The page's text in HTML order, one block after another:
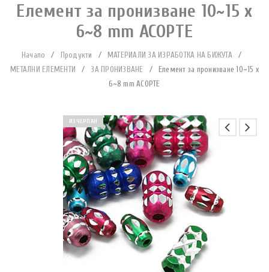
Елемент за пронизване 10~15 x
6~8 mm АСОРТЕ
Начало / Продукти / МАТЕРИАЛИ ЗА ИЗРАБОТКА НА БИЖУТА
/
МЕТАЛНИ ЕЛЕМЕНТИ
/ ЗА ПРОНИЗВАНЕ /
Елемент за пронизване 10~15 x
6~8 mm АСОРТЕ
ИЗЧЕРПАН